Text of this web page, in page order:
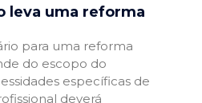
leva uma reforma
para uma reforma
do escopo do
específicas de
deverá